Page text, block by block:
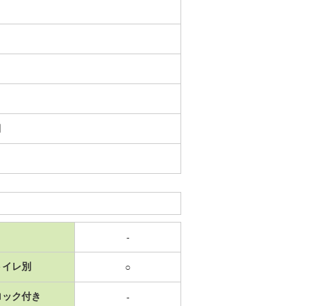
-
レ別 ○
ク付き -